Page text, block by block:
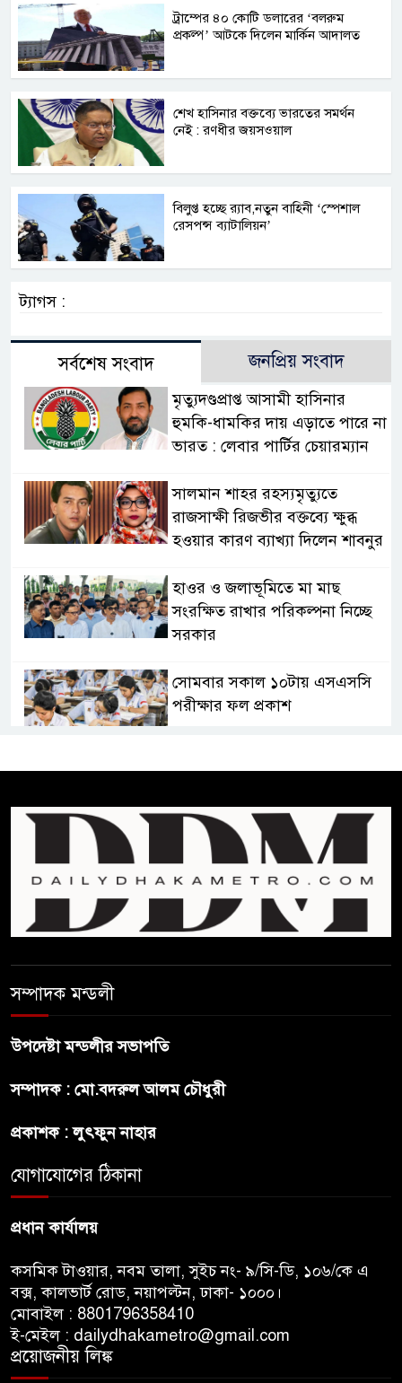
ট্রাম্পের ৪০ কোটি ডলারের ‘বলরুম
প্রকল্প’ আটকে দিলেন মার্কিন আদালত
শেখ হাসিনার বক্তব্যে ভারতের সমর্থন
নেই : রণধীর জয়সওয়াল
বিলুপ্ত হচ্ছে র‍্যাব,নতুন বাহিনী ‘স্পেশাল
রেসপন্স ব্যাটালিয়ন’
ট্যাগস :
সর্বশেষ সংবাদ জনপ্রিয় সংবাদ
মৃত্যুদণ্ডপ্রাপ্ত আসামী হাসিনার
হুমকি-ধামকির দায় এড়াতে পারে না
ভারত : লেবার পার্টির চেয়ারম্যান
সালমান শাহর রহস্যমৃত্যুতে
রাজসাক্ষী রিজভীর বক্তব্যে ক্ষুব্ধ
হওয়ার কারণ ব্যাখ্যা দিলেন শাবনুর
হাওর ও জলাভূমিতে মা মাছ
সংরক্ষিত রাখার পরিকল্পনা নিচ্ছে
সরকার
সোমবার সকাল ১০টায় এসএসসি
পরীক্ষার ফল প্রকাশ
প্রধানমন্ত্রী
ফিফা সভাপতির বিরুদ্ধে এবার
‘নারী সংক্রান্ত অভিযোগ
ছেলেকে নিয়ে রোনালদোর যে বড়
ট্রাম্পের ৪০ কোটি ডলারের ‘বলরুম
সম্পাদক মন্ডলী
উপদেষ্টা মন্ডলীর সভাপতি
সম্পাদক : মো.বদরুল আলম চৌধুরী
প্রকাশক : লুৎফুন নাহার
যোগাযোগের ঠিকানা
প্রধান কার্যালয়
কসমিক টাওয়ার, নবম তালা, সুইচ নং- ৯/সি-ডি, ১০৬/কে এ
বক্স, কালভার্ট রোড, নয়াপল্টন, ঢাকা- ১০০০।
মোবাইল : 8801796358410
ই-মেইল : dailydhakametro@gmail.com
প্রয়োজনীয় লিঙ্ক